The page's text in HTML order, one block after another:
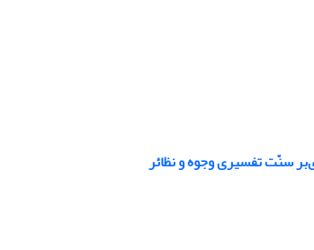
سنّت تفسیری وجوه و نظائر